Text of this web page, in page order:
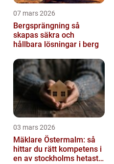
07 mars 2026
Bergsprängning så
skapas säkra och
hållbara lösningar i berg
03 mars 2026
Mäklare Östermalm: så
hittar du rätt kompetens i
en av stockholms hetaste